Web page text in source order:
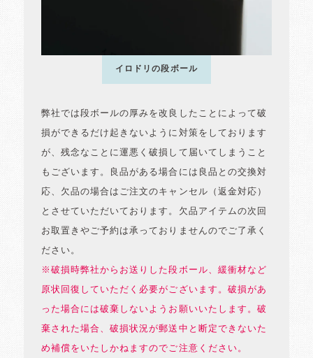
イロドリの段ボール
弊社では段ボールの厚みを改良したことによって破
損ができるだけ起きないように対策をしております
が、残念なことに運悪く破損して届いてしまうこと
もございます。良品がある場合には良品との交換対
応、欠品の場合はご注文のキャンセル（返金対応）
とさせていただいております。欠品アイテムの次回
お取置きやご予約は承っておりませんのでご了承く
ださい。
※破損時弊社からお送りした段ボール、緩衝材など
原状回復していただく必要がございます。破損があ
った場合には破棄しないようお願いいたします。破
棄された場合、破損状況が郵送中と断定できないた
め補償をいたしかねますのでご注意ください。